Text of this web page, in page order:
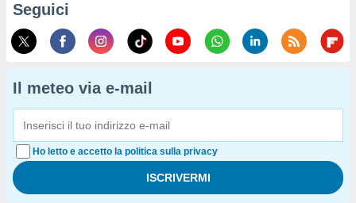
Seguici
Il meteo via e-mail
Ho letto e accetto la politica sulla privacy